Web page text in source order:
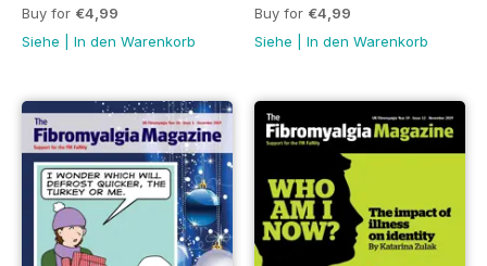
Buy for €4,99
Siehe
In den Warenkorb
Buy for €4,99
Siehe
In den Warenkorb